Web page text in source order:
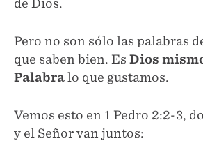
Pero no son sólo las palabras
que saben bien. Es Dios
Palabralo que gustamos.
Vemos esto en 1 Pedro 2:2-3,
y el Señor van juntos: